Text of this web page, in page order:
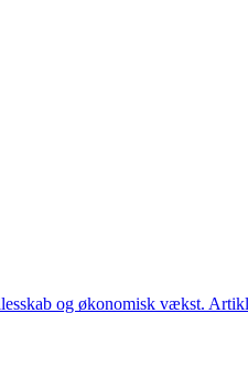
og økonomisk vækst.